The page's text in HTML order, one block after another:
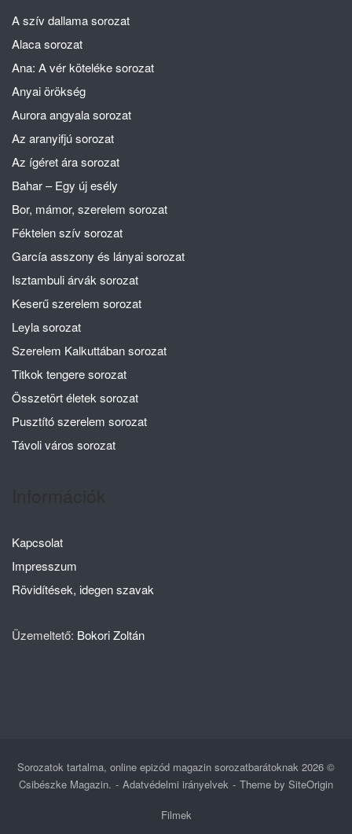
A szív dallama sorozat
Alaca sorozat
Ana: A vér köteléke sorozat
Anyai örökség
Aurora angyala sorozat
Az aranyifjú sorozat
Az ígéret ára sorozat
Bahar – Egy új esély
Bor, mámor, szerelem sorozat
Féktelen szív sorozat
García asszony és lányai sorozat
Isztambuli árvák sorozat
Keserű szerelem sorozat
Leyla sorozat
Szerelem Kalkuttában sorozat
Titkok tengere sorozat
Összetört életek sorozat
Pusztító szerelem sorozat
Távoli város sorozat
Kapcsolat
Impresszum
Rövidítések, idegen szavak
Üzemeltető: Bokori Zoltán
Sorozatok tartalma, online epizód magazin sorozatbarátoknak 2026 ©
Csibészke Magazin.
Adatvédelmi irányelvek Theme by SiteOrigin
Filmek